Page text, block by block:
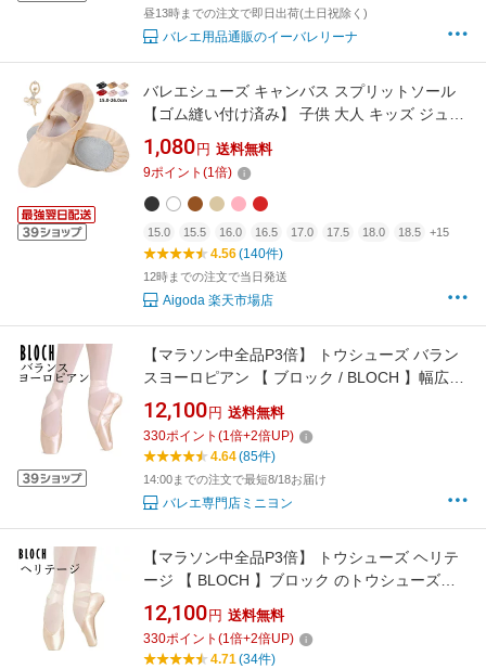
昼13時までの注文で即日出荷(土日祝除く)
バレエ用品通販のイーバレリーナ
バレエシューズ キャンバス スプリットソール
【ゴム縫い付け済み】 子供 大人 キッズ ジュニ
ア レディース 15cm〜26cm バレエ シューズ レ
ッスン 練習用 発表会 新体操 バレエ用品 ホワイ
ト ピンク 黒 赤 ベージュ 送料無料 Aigoda
1,080 円 送料無料
9ポイント (1倍)
15.0 15.5 16.0 16.5 17.0 17.5 18.0 18.5 +15
4.56(140件)
12時までの注文で当日発送
Aigoda 楽天市場店
【マラソン中全品P3倍】 トウシューズ バラン
スヨーロピアン 【 ブロック / BLOCH 】幅広さ
ん向け トゥシューズ バランスヨーロピアン
（非常に安定感の高いポワント） トゥシューズ
ミニヨン バレエ バレエ用品
12,100 円 送料無料
330ポイント (1倍+2倍UP)
4.64(85件)
14:00までの注文で最短8/18お届け
バレエ専門店ミニヨン
【マラソン中全品P3倍】 トウシューズ ヘリテ
ージ 【 BLOCH 】ブロック のトウシューズ：
HERITAGE（幅広さん用、軽くて安定感抜群の
ポアント） ブロック ポアント ポイント バレエ
ミニヨン バレエ用品 ヘリテッジ
12,100 円 送料無料
330ポイント (1倍+2倍UP)
4.71(34件)